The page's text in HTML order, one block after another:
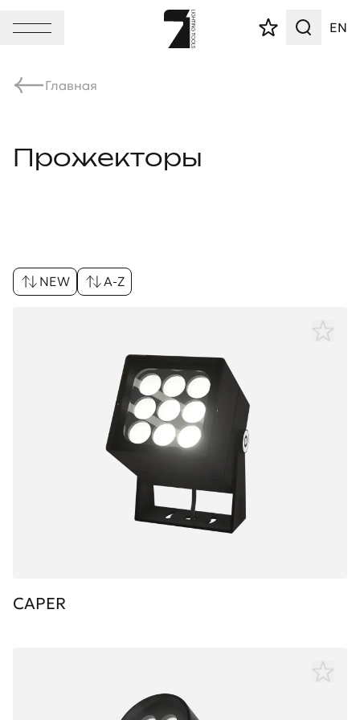
EN
Главная
Прожекторы
NEW A-Z
CAPER